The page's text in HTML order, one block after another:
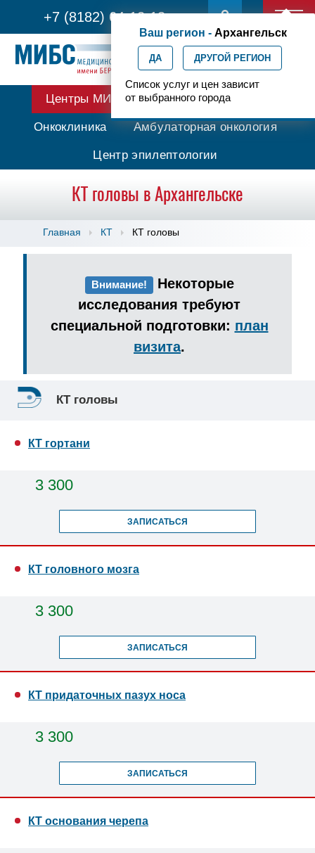
+7 (8182) 64-12-13
Ваш регион - Архангельск
ДА ДРУГОЙ РЕГИОН
Список услуг и цен зависит
от выбранного города
Центры МИБС Протонная терапия
Онкоклиника Амбулаторная онкология
Центр эпилептологии
КТ головы в Архангельске
Главная КТ КТ головы
Внимание! Некоторые
исследования требуют
специальной подготовки: план
визита.
КТ головы
КТ гортани
3 300
ЗАПИСАТЬСЯ
КТ головного мозга
3 300
ЗАПИСАТЬСЯ
КТ придаточных пазух носа
3 300
ЗАПИСАТЬСЯ
КТ основания черепа